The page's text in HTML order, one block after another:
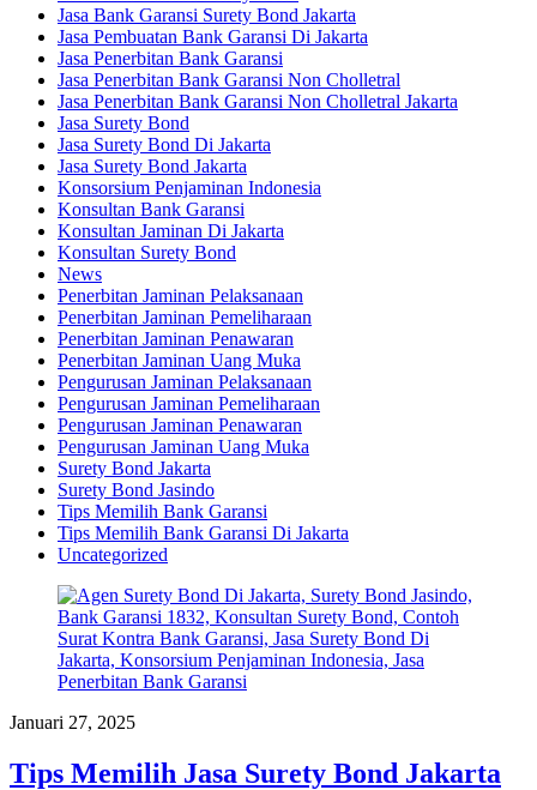
Jasa Bank Garansi Surety Bond Jakarta
Jasa Pembuatan Bank Garansi Di Jakarta
Jasa Penerbitan Bank Garansi
Jasa Penerbitan Bank Garansi Non Cholletral
Jasa Penerbitan Bank Garansi Non Cholletral Jakarta
Jasa Surety Bond
Jasa Surety Bond Di Jakarta
Jasa Surety Bond Jakarta
Konsorsium Penjaminan Indonesia
Konsultan Bank Garansi
Konsultan Jaminan Di Jakarta
Konsultan Surety Bond
News
Penerbitan Jaminan Pelaksanaan
Penerbitan Jaminan Pemeliharaan
Penerbitan Jaminan Penawaran
Penerbitan Jaminan Uang Muka
Pengurusan Jaminan Pelaksanaan
Pengurusan Jaminan Pemeliharaan
Pengurusan Jaminan Penawaran
Pengurusan Jaminan Uang Muka
Surety Bond Jakarta
Surety Bond Jasindo
Tips Memilih Bank Garansi
Tips Memilih Bank Garansi Di Jakarta
Uncategorized
Januari 27, 2025
Tips Memilih Jasa Surety Bond Jakarta